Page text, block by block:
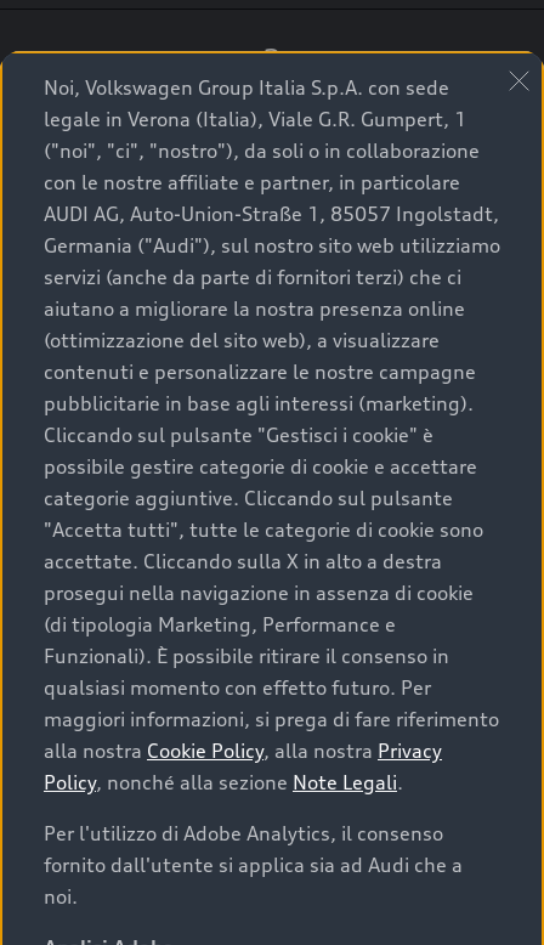
3
A breve verrai ricontattato dal Customer Care
Audi Center o direttamente dal Concessionario
che ti supporterà per finalizzare la tua richiesta.
La qualità di acquistare
un’auto usata Audi
Scegliere un’auto usata è una decisione che coniuga
convenienza, affidabilità e sostenibilità. Per fare un
acquisto sicuro, è essenziale considerare aspetti
determinanti come la garanzia inclusa e l’affidabilità del
marchio. Audi offre l’auto usata perfetta tramite Audi
Prima Scelta :plus
Cosa sapere prima di
acquistare la tua prossima
auto
I requisiti fondamentali da considerare prima di
acquistare un’auto usata, oltre al prezzo e all'aspetto,
Noi, Volkswagen Group Italia S.p.A. con sede
legale in Verona (Italia), Viale G.R. Gumpert, 1
("noi", "ci", "nostro"), da soli o in collaborazione
con le nostre affiliate e partner, in particolare
AUDI AG, Auto-Union-Straße 1, 85057 Ingolstadt,
Germania ("Audi"), sul nostro sito web utilizziamo
servizi (anche da parte di fornitori terzi) che ci
aiutano a migliorare la nostra presenza online
(ottimizzazione del sito web), a visualizzare
contenuti e personalizzare le nostre campagne
pubblicitarie in base agli interessi (marketing).
Cliccando sul pulsante "Gestisci i cookie" è
possibile gestire categorie di cookie e accettare
categorie aggiuntive. Cliccando sul pulsante
"Accetta tutti", tutte le categorie di cookie sono
accettate. Cliccando sulla X in alto a destra
prosegui nella navigazione in assenza di cookie
(di tipologia Marketing, Performance e
Funzionali). È possibile ritirare il consenso in
qualsiasi momento con effetto futuro. Per
maggiori informazioni, si prega di fare riferimento
alla nostra Cookie Policy, alla nostra Privacy
Policy, nonché alla sezione Note Legali.
Per l'utilizzo di Adobe Analytics, il consenso
fornito dall'utente si applica sia ad Audi che a
noi.